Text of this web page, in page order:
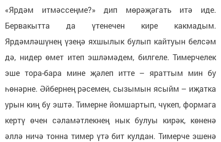
«Ярдәм итмәссеңме?» дип мөрәҗәгать итә иде.
Бервакытта да үтенечен кире какмадым.
Ярдәмләшүнең үзеңә яхшылык булып кайтуын белсәм
дә, нидер өмет итеп эшләмәдем, билгеле. Тимерчелек
эше тора-бара мине җәлеп итте – яраттым мин бу
һөнәрне. Әйбернең рәсемен, сызымын ясыйм – иҗатка
урын киң бу эштә. Тимерне йомшартып, чүкеп, формага
кертү өчен сәламәтлекнең нык булуы кирәк, көненә
әллә ничә тонна тимер үтә бит кулдан. Тимерче эшенә